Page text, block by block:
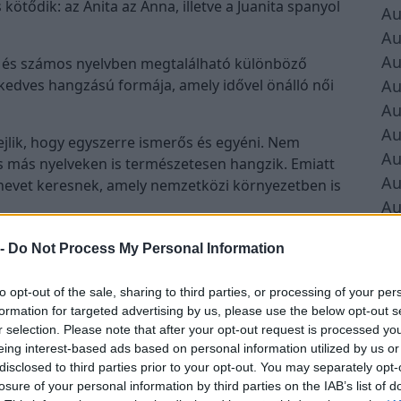
Do Not Process My Personal Information
opt-out of the sale, sharing to third parties, or processing of your
for targeted advertising by us, please use the below opt-out
selection. Please note that after your opt-out request is processed
interest-based ads based on personal information utilized by us
to third parties prior to your opt-out. You may separately
of your personal information by third parties on the IAB’s list of
az Anita az Anna, illetve a Juanita spanyol
számos nyelvben megtalálható különböző
hangzású formája, amely idővel önálló női
hogy egyszerre ismerős és egyéni. Nem
nyelveken is természetesen hangzik. Emiatt
keresnek, amely nemzetközi környezetben is
Anitákat?
rendelkezik. A megfelelő becenév természetesen
szereti, illetve mi honosodott meg a